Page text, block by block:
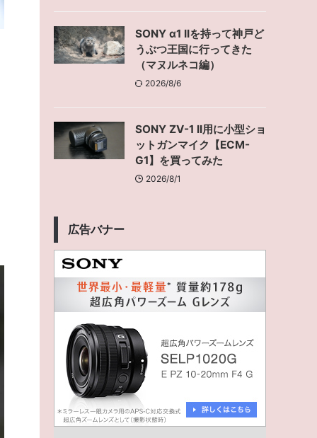
SONY α1 IIを持って神戸ど
うぶつ王国に行ってきた
（マヌルネコ編）
2026/8/6
SONY ZV-1 II用に小型ショ
ットガンマイク【ECM-
G1】を買ってみた
2026/8/1
広告バナー